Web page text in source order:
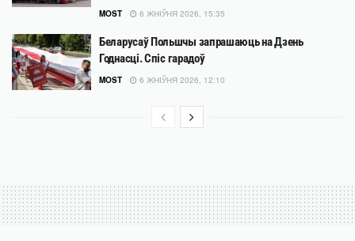
MOST 6 ЖНІЎНЯ 2026, 15:35
Беларусаў Польшчы запрашаюць на Дзень
Годнасці. Спіс гарадоў
MOST 6 ЖНІЎНЯ 2026, 12:10